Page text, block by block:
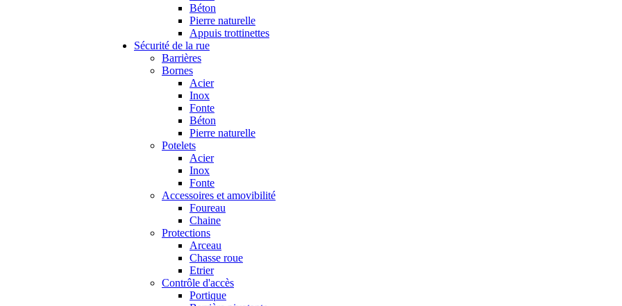
Béton
Pierre naturelle
Appuis trottinettes
Sécurité de la rue
Barrières
Bornes
Acier
Inox
Fonte
Béton
Pierre naturelle
Potelets
Acier
Inox
Fonte
Accessoires et amovibilité
Foureau
Chaine
Protections
Arceau
Chasse roue
Etrier
Contrôle d'accès
Portique